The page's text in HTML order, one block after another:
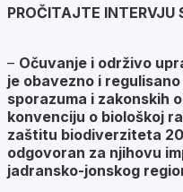
PROČITAJTE INTERVJU
– Očuvanje i održivo
je obavezno i
sporazuma i zakonskih
konvenciju o biološkoj
zaštitu biodiverziteta
odgovoran za njihovu
jadransko-jonskog